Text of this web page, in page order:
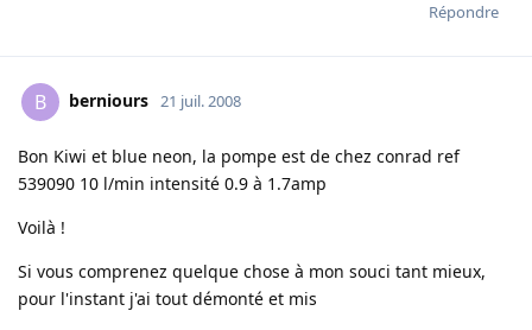
Répondre
B berniours 21 juil. 2008
Bon Kiwi et blue neon, la pompe est de chez conrad ref
539090 10 l/min intensité 0.9 à 1.7amp
Voilà !
Si vous comprenez quelque chose à mon souci tant mieux,
pour l'instant j'ai tout démonté et mis